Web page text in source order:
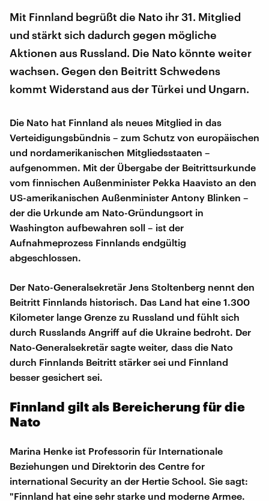
Mit Finnland begrüßt die Nato ihr 31. Mitglied
und stärkt sich dadurch gegen mögliche
Aktionen aus Russland. Die Nato könnte weiter
wachsen. Gegen den Beitritt Schwedens
kommt Widerstand aus der Türkei und Ungarn.
Die Nato hat Finnland als neues Mitglied in das
Verteidigungsbündnis – zum Schutz von europäischen
und nordamerikanischen Mitgliedsstaaten –
aufgenommen. Mit der Übergabe der Beitrittsurkunde
vom finnischen Außenminister Pekka Haavisto an den
US-amerikanischen Außenminister Antony Blinken –
der die Urkunde am Nato-Gründungsort in
Washington aufbewahren soll – ist der
Aufnahmeprozess Finnlands endgültig
abgeschlossen.
Der Nato-Generalsekretär Jens Stoltenberg nennt den
Beitritt Finnlands historisch. Das Land hat eine 1.300
Kilometer lange Grenze zu Russland und fühlt sich
durch Russlands Angriff auf die Ukraine bedroht. Der
Nato-Generalsekretär sagte weiter, dass die Nato
durch Finnlands Beitritt stärker sei und Finnland
besser gesichert sei.
Finnland gilt als Bereicherung für die
Nato
Marina Henke ist Professorin für Internationale
Beziehungen und Direktorin des Centre for
international Security an der Hertie School. Sie sagt:
"Finnland hat eine sehr starke und moderne Armee.